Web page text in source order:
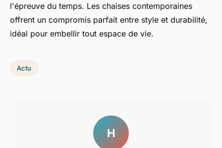
l'épreuve du temps. Les chaises contemporaines
offrent un compromis parfait entre style et durabilité,
idéal pour embellir tout espace de vie.
Actu
H